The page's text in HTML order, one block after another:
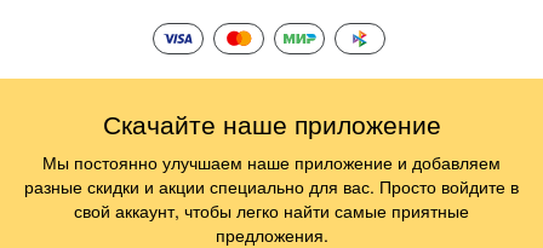
Скачайте наше приложение
Мы постоянно улучшаем наше приложение и добавляем
разные скидки и акции специально для вас. Просто войдите в
свой аккаунт, чтобы легко найти самые приятные
предложения.